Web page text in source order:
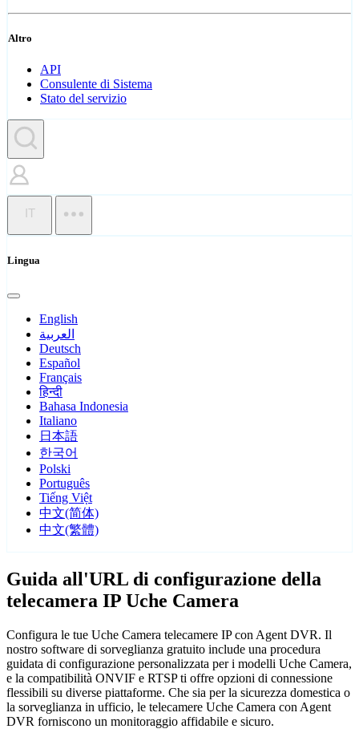
Altro
API
Consulente di Sistema
Stato del servizio
IT
Lingua
English
العربية
Deutsch
Español
Français
हिन्दी
Bahasa Indonesia
Italiano
日本語
한국어
Polski
Português
Tiếng Việt
中文(简体)
中文(繁體)
Guida all'URL di configurazione della
telecamera IP Uche Camera
Configura le tue Uche Camera telecamere IP con Agent DVR. Il
nostro software di sorveglianza gratuito include una procedura
guidata di configurazione personalizzata per i modelli Uche Camera,
e la compatibilità ONVIF e RTSP ti offre opzioni di connessione
flessibili su diverse piattaforme. Che sia per la sicurezza domestica o
la sorveglianza in ufficio, le telecamere Uche Camera con Agent
DVR forniscono un monitoraggio affidabile e sicuro.